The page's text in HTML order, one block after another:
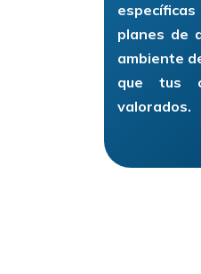
planes de
ambiente
que tus
valorados.